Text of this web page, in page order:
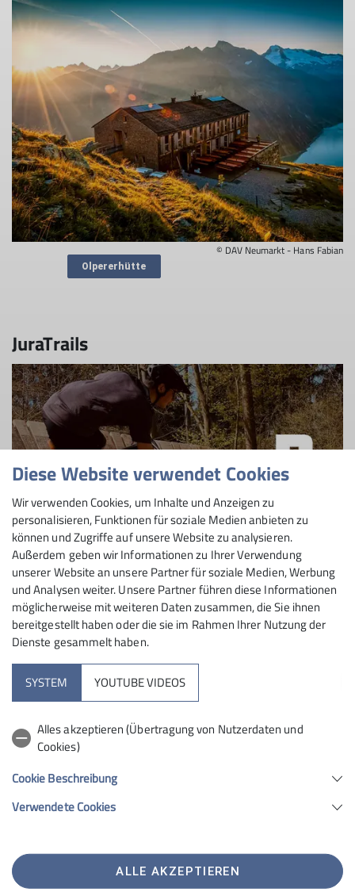
© DAV Neumarkt - Hans Fabian
Olpererhütte
JuraTrails
© DAV Neumarkt
JuraTrails
Kletterhalle
Sektion Neumarkt-Oberpfalz des Deutschen Alpenvereins e.V.
Dreichlingerstraße 40
92318 Neumarkt
Diese Website verwendet Cookies
Wir verwenden Cookies, um Inhalte und Anzeigen zu
personalisieren, Funktionen für soziale Medien anbieten zu
können und Zugriffe auf unsere Website zu analysieren.
Außerdem geben wir Informationen zu Ihrer Verwendung
unserer Website an unsere Partner für soziale Medien, Werbung
und Analysen weiter. Unsere Partner führen diese Informationen
möglicherweise mit weiteren Daten zusammen, die Sie ihnen
bereitgestellt haben oder die sie im Rahmen Ihrer Nutzung der
Dienste gesammelt haben.
SYSTEM YOUTUBE VIDEOS
Alles akzeptieren (Übertragung von Nutzerdaten und
Cookies)
Cookie Beschreibung
Verwendete Cookies
ALLE AKZEPTIEREN